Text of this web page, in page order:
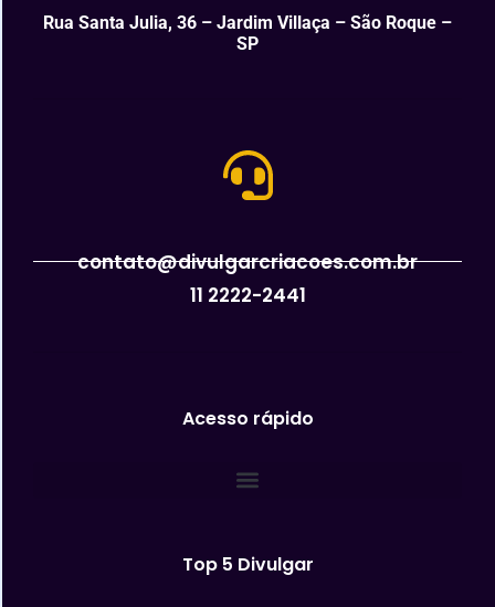
Rua Santa Julia, 36 – Jardim Villaça – São Roque –
SP
contato@divulgarcriacoes.com.br
11 2222-2441
Acesso rápido
Top 5 Divulgar